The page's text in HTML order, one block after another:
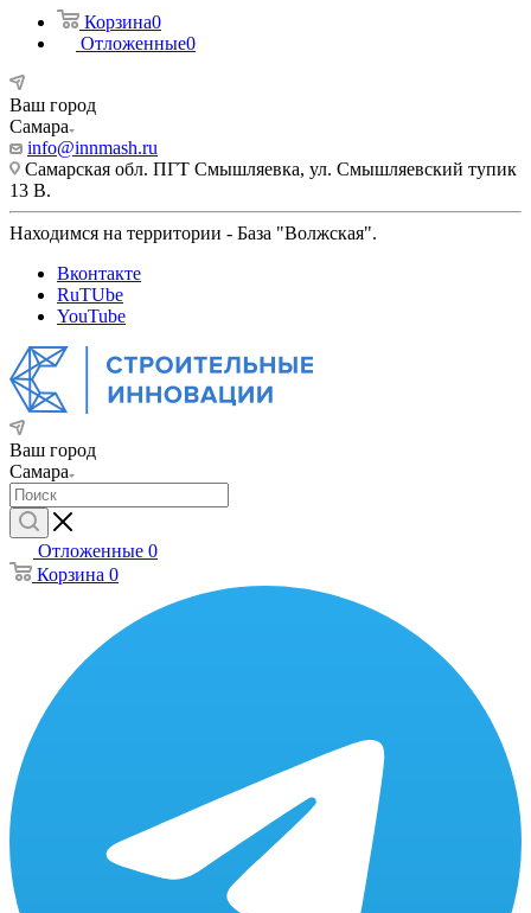
Корзина0
Отложенные0
Ваш город
Самара
info@innmash.ru
Самарская обл. ПГТ Смышляевка, ул. Смышляевский тупик
13 В.
Находимся на территории - База "Волжская".
Вконтакте
RuTUbe
YouTube
Ваш город
Самара
Отложенные 0
Корзина 0